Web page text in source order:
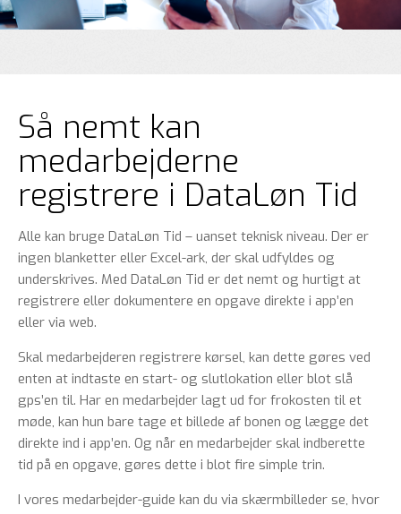
Så nemt kan
medarbejderne
registrere i DataLøn Tid
Alle kan bruge DataLøn Tid – uanset teknisk niveau. Der er
ingen blanketter eller Excel-ark, der skal udfyldes og
underskrives. Med DataLøn Tid er det nemt og hurtigt at
registrere eller dokumentere en opgave direkte i app’en
eller via web.
Skal medarbejderen registrere kørsel, kan dette gøres ved
enten at indtaste en start- og slutlokation eller blot slå
gps’en til. Har en medarbejder lagt ud for frokosten til et
møde, kan hun bare tage et billede af bonen og lægge det
direkte ind i app’en. Og når en medarbejder skal indberette
tid på en opgave, gøres dette i blot fire simple trin.
I vores medarbejder-guide kan du via skærmbilleder se, hvor